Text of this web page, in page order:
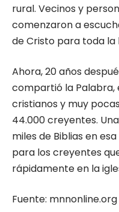
rural. Vecinos y
comenzaron a
de Cristo para toda la
Ahora, 20 años
compartió la Palabra,
cristianos y muy
44.000 creyentes.
miles de Biblias en
para los creyentes
rápidamente en la
Fuente: mnnonline.org